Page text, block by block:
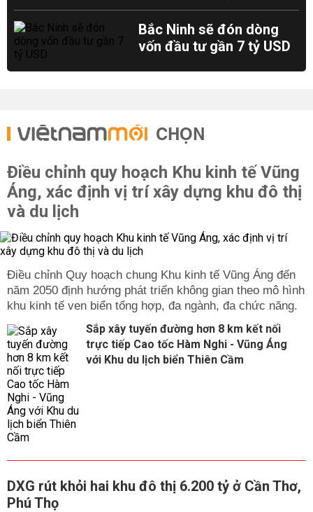
Bắc Ninh sẽ đón dòng
vốn đầu tư gần 7 tỷ USD
CHỌN
Điều chỉnh quy hoạch Khu kinh tế Vũng
Áng, xác định vị trí xây dựng khu đô thị
và du lịch
Điều chỉnh Quy hoạch chung Khu kinh tế Vũng Áng đến
năm 2050 định hướng phát triển không gian theo mô hình
khu kinh tế ven biển tổng hợp, đa ngành, đa chức năng.
Sắp xây tuyến đường hơn 8 km kết nối
trực tiếp Cao tốc Hàm Nghi - Vũng Áng
với Khu du lịch biển Thiên Cầm
DXG rút khỏi hai khu đô thị 6.200 tỷ ở Cần Thơ,
Phú Thọ